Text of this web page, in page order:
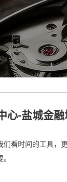
心-盐城金融
们看时间的工具，